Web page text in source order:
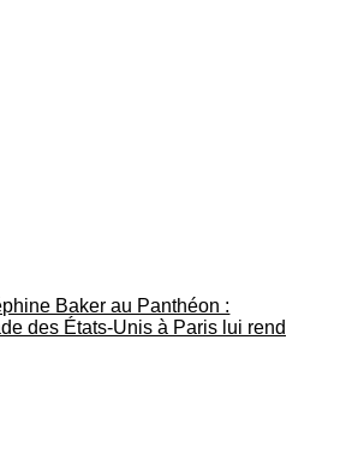
Baker au Panthéon :
des États-Unis à Paris lui rend